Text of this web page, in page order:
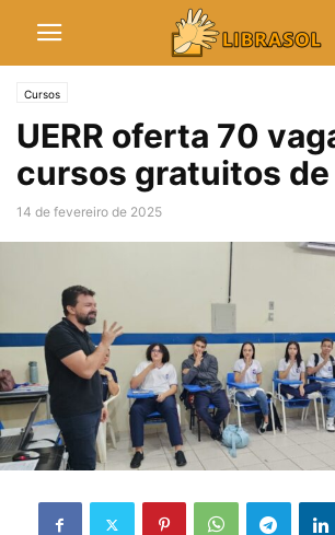
Cursos
UERR oferta 70
cursos gratuitos de
14 de fevereiro de 2025